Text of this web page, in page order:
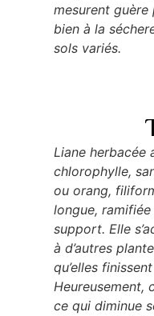
mesurent guère
bien à la
sols variés.
Liane herbacée
chlorophylle,
ou orang,
longue,
support. Elle
à d’autres
qu’elles
Heureusement,
ce qui diminue